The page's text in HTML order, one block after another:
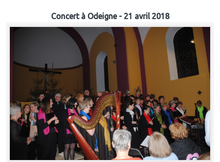
Concert à Odeigne - 21 avril 2018